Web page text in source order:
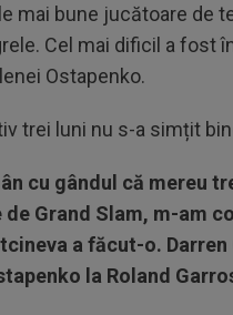
mai bune jucătoare de
Cel mai dificil a fost
Ostapenko.
trei luni nu s-a simțit
cu gândul că mereu
Grand Slam, m-am
a făcut-o.
la Roland